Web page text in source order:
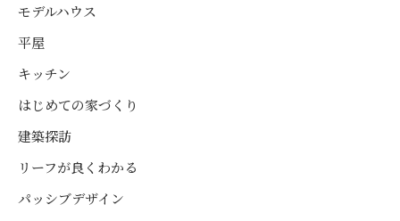
モデルハウス
平屋
キッチン
はじめての家づくり
建築探訪
リーフが良くわかる
パッシブデザイン